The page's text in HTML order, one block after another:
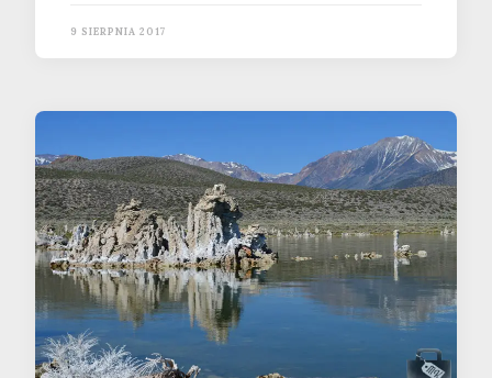
9 SIERPNIA 2017